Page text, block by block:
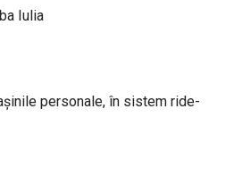
Iulia
personale, în sistem ride-